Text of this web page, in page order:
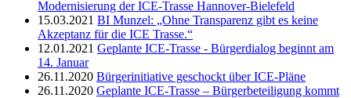
Modernisierung der ICE-Trasse Hannover-Bielefeld
15.03.2021 BI Munzel: „Ohne Transparenz gibt es keine
Akzeptanz für die ICE Trasse.“
12.01.2021 Geplante ICE-Trasse - Bürgerdialog beginnt am
14. Januar
26.11.2020 Bürgerinitiative geschockt über ICE-Pläne
26.11.2020 Geplante ICE-Trasse – Bürgerbeteiligung kommt